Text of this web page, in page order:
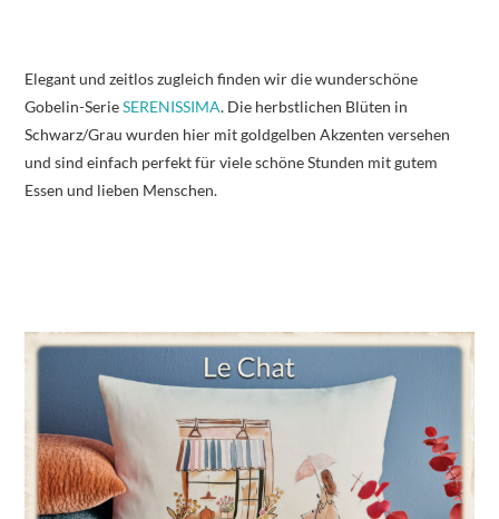
Elegant und zeitlos zugleich finden wir die wunderschöne
Gobelin-SerieSERENISSIMA. Die herbstlichen Blüten in
Schwarz/Grau wurden hier mit goldgelben Akzenten versehen
und sind einfach perfekt für viele schöne Stunden mit gutem
Essen und lieben Menschen.